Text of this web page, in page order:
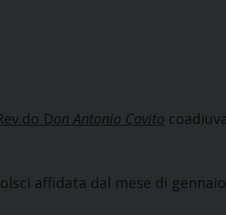
Don Antonio Covito
affidata dal mese di